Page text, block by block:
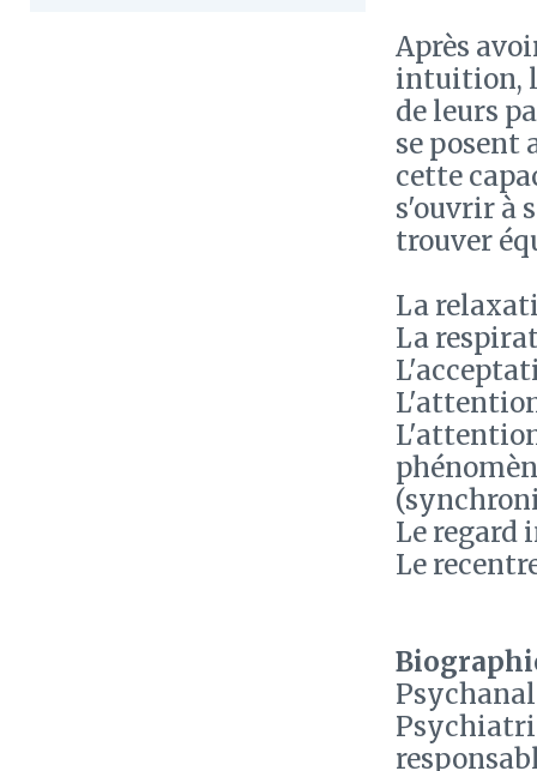
Après
intuition,
de leurs
se posent
cette
s'ouvrir à
trouver
La
La
Le regard
Le